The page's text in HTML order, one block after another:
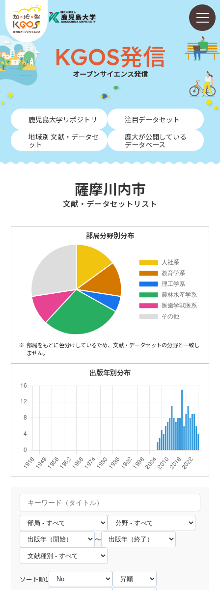
KGOS発信
オープンサイエンス発信
鹿児島大学リポジトリ
注目データセット
地域別 文献・データセ
ット
鹿大が公開している
データベース
薩摩川内市
⽂献・データセットリスト
部局分野別分布
部局をもとに色分けしているため、文献・データセットの分野と一致し
ません。
出版年別分布
～
ソート順1
ホーム
ABOUT
KGOS発信
NEWS
ENGLISH